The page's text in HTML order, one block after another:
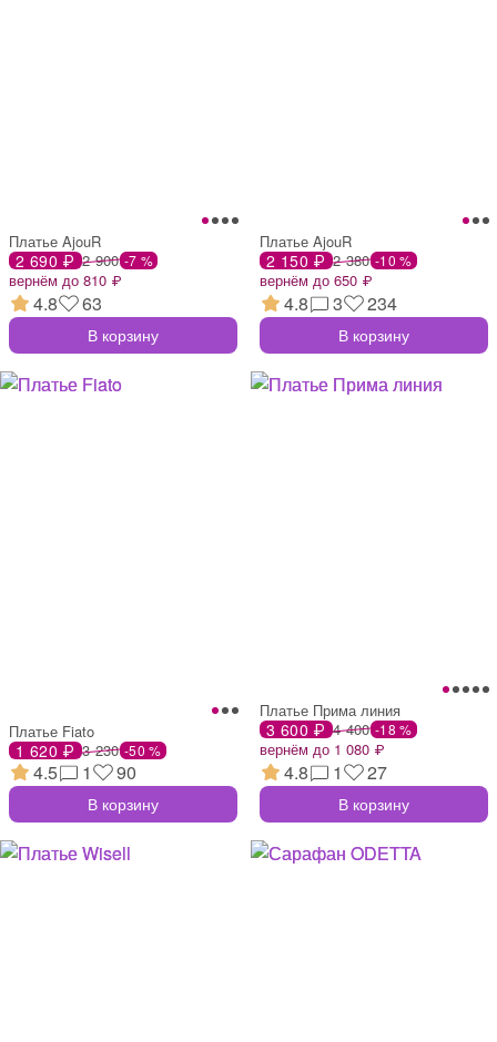
Платье AjouR
2 690 ₽ 2 900 -7 %
вернём до 810 ₽
4.8 63
В корзину
Платье AjouR
2 150 ₽ 2 380 -10 %
вернём до 650 ₽
4.8 3 234
В корзину
Платье Fiato
1 620 ₽ 3 230 -50 %
4.5 1 90
В корзину
Платье Прима линия
3 600 ₽ 4 400 -18 %
вернём до 1 080 ₽
4.8 1 27
В корзину